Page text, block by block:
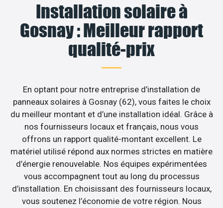
Installation solaire à
Gosnay : Meilleur rapport
qualité-prix
En optant pour notre entreprise d’installation de
panneaux solaires à Gosnay (62), vous faites le choix
du meilleur montant et d’une installation idéal. Grâce à
nos fournisseurs locaux et français, nous vous
offrons un rapport qualité-montant excellent. Le
matériel utilisé répond aux normes strictes en matière
d’énergie renouvelable. Nos équipes expérimentées
vous accompagnent tout au long du processus
d’installation. En choisissant des fournisseurs locaux,
vous soutenez l’économie de votre région. Nous